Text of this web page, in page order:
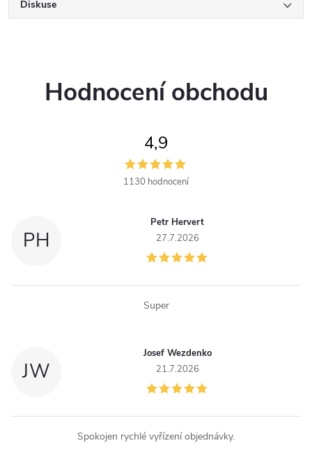
Diskuse
Hodnocení obchodu
4,9
1130 hodnocení
PH
Petr Hervert
27.7.2026
Super
JW
Josef Wezdenko
21.7.2026
Spokojen rychlé vyřízení objednávky.